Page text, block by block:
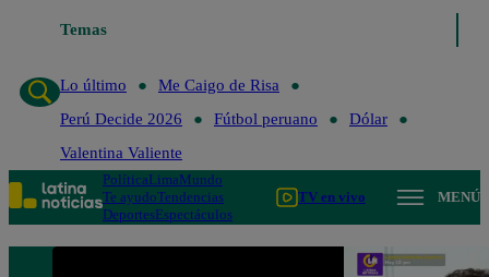
Temas
Lo último
Lo último
Me Caigo de Risa
Perú Decide 2026
Fútbol peruano
Dólar
Valentina Valiente
PolíticaLimaMundo
Te ayudoTendencias
DeportesEspectáculos
TV en vivo MENÚ